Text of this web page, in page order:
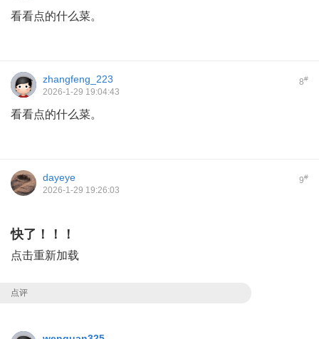
看看点的什么菜。
8#
zhangfeng_223
2026-1-29 19:04:43
看看点的什么菜。
9#
dayeye
2026-1-29 19:26:03
快了！！！
点击重新加载
点评